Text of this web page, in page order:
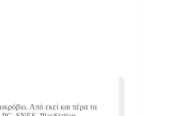
Από εκεί και πέρα τα